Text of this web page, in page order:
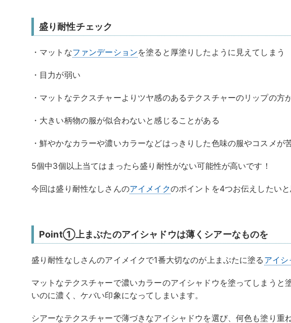
盛り耐性チェック
・マットなファンデーションを塗ると厚塗りし︎たように見えてしまう
・目力が弱い
・マットなテクスチャーよりツヤ感のあるテクスチャーのリップの方
・大きい柄物の服が似合わないと感じることがある
・鮮やかなカラーや濃いカラーなどはっきりした色味の服やコスメが
5個中3個以上当てはまったら盛り耐性がない可能性が高いです！
今回は盛り耐性なしさんのアイメイクのポイントを4つお伝えしたい
Point①上まぶたのアイシャドウは薄くシアーなものを
盛り耐性なしさんのアイメイクで1番大切なのが上まぶたに塗る アイシ
マットなテクスチャーで濃いカラーのアイシャドウを塗ってしまうと
いのに濃く、ケバい印象になってしまいます。
シアーなテクスチャーで薄づきなアイシャドウを選び、何色も塗り重